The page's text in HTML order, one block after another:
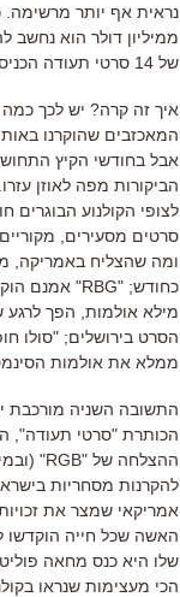
נראית אף יותר מרשימה
ממיליון דולר הוא נחשב
של 14 סרטי תעודה
איך זה קרה? יש לכך
המאכזבים שהוקרנו
אבל בחודשי הקיץ
הביקורות מפה לאוזן עזרו
לצופי הקולנוע
סרטים מסעירים
מקוריים
ומה שהצליח באמריקה
כחודש; "
RBG
" אמנם
מילא אולמות הפך לרגע
הסרט בירושלים; "סולו
ממלא את אולמות
התשובה השניה מורכבת
הכותרת "סרטי תעודה",
ההצלחה של "
RGB
" (
להקרנות מסחריות
אמריקאי שמצר את
האשה שכל חייה הוקדשו
שלו היא כנס מחאה
הכי מעצימות שנראו